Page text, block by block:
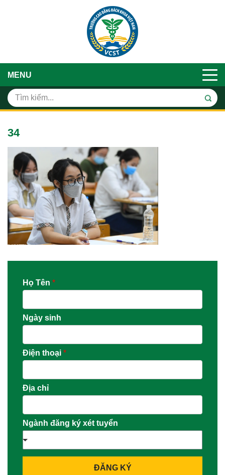
MENU
34
Họ Tên *
Ngày sinh
Điện thoại *
Địa chỉ
Ngành đăng ký xét tuyển
ĐĂNG KÝ